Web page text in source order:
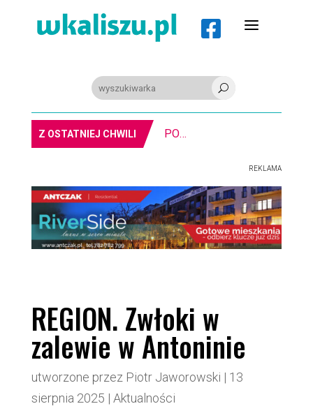
 a
U
Z OSTATNIEJ CHWILI
REKLAMA
REGION. Zwłoki w
zalewie w Antoninie
utworzone przez Piotr Jaworowski | 13
sierpnia 2025 | Aktualności